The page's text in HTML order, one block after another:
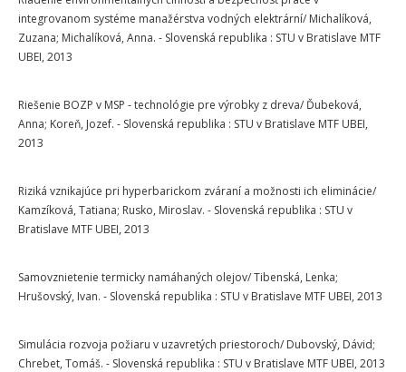
integrovanom systéme manažérstva vodných elektrární/ Michalíková,
Zuzana; Michalíková, Anna. - Slovenská republika : STU v Bratislave MTF
UBEI, 2013
Riešenie BOZP v MSP - technológie pre výrobky z dreva/ Ďubeková,
Anna; Koreň, Jozef. - Slovenská republika : STU v Bratislave MTF UBEI,
2013
Riziká vznikajúce pri hyperbarickom zváraní a možnosti ich eliminácie/
Kamzíková, Tatiana; Rusko, Miroslav. - Slovenská republika : STU v
Bratislave MTF UBEI, 2013
Samovznietenie termicky namáhaných olejov/ Tibenská, Lenka;
Hrušovský, Ivan. - Slovenská republika : STU v Bratislave MTF UBEI, 2013
Simulácia rozvoja požiaru v uzavretých priestoroch/ Dubovský, Dávid;
Chrebet, Tomáš. - Slovenská republika : STU v Bratislave MTF UBEI, 2013